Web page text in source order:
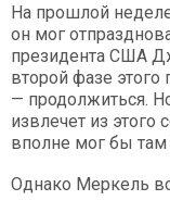
На прошлой
он мог
президента США
второй фазе
— продолжиться.
извлечет из
вполне мог бы там
Однако Меркель